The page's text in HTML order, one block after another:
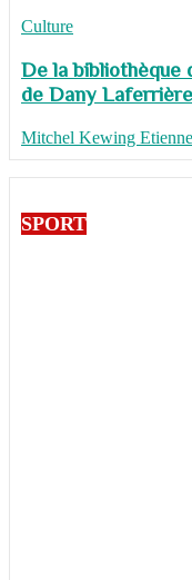
Culture
De la bibliothèque
de Dany Laferrière
Mitchel Kewing Etienne
SPORT